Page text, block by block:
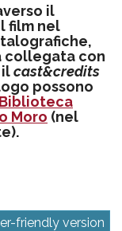
il
film nel
collegata con
ilcast&credits
possono
Biblioteca
Moro (nel
friendly version